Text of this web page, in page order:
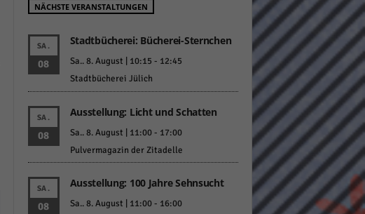
NÄCHSTE VERANSTALTUNGEN
SA.
08
Stadtbücherei: Bücherei-Sternchen
Sa.. 8. August | 10:15 - 12:45
Stadtbücherei Jülich
SA.
08
Ausstellung: Licht und Schatten
Sa.. 8. August | 11:00- 17:00
Pulvermagazin der Zitadelle
SA.
08
Ausstellung: 100 Jahre Sehnsucht
Sa.. 8. August | 11:00- 16:00